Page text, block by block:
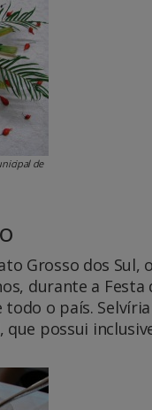
de
Grosso dos
durante a
o país.
possui